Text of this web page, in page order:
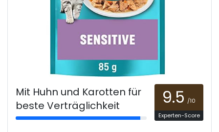
Mit Huhn und Karotten für
beste Verträglichkeit
9.5 /10
Experten-Score